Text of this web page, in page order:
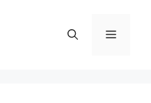
Menu